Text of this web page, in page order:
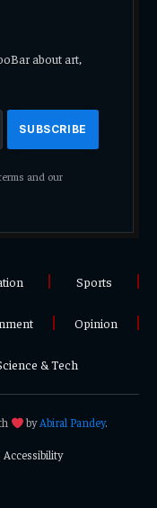
about art,
and our
Sports
Opinion
& Tech
byAbiral Pandey.
Accessibility